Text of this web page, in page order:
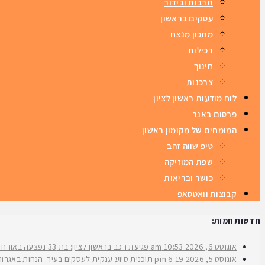
עסקים בראשון
מתכון מנצח
רכילות
חינוך
צרכנות
לוח מודעות ראשון לציון
פרסום באנר
המומחים של מקומון ראשון
טיפ שווה זהב
שפת המוזיקה
כושר ובריאות
קבוצות וואטסאפ
חדשות חמות:
אוגוסט 6, 2026 10:53 am
פגיעת רכב בראשון לציון: בת 33 נפצעה באורח בינוני ברחוב ירושלים
אוגוסט 5, 2026
6:19 pm
תוכנית סיוע ענקית לעסקים בעיר: הנחות